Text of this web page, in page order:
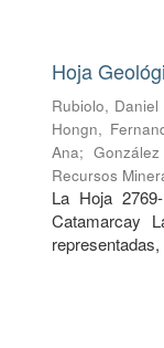
Hoja
Rubiolo, Daniel
Hongn,
Ana;
Recursos
La Hoja
Catamarcay